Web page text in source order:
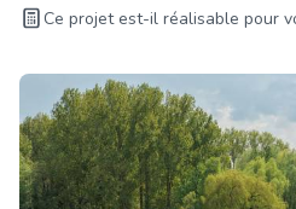
Ce projet est-il réalisable pour